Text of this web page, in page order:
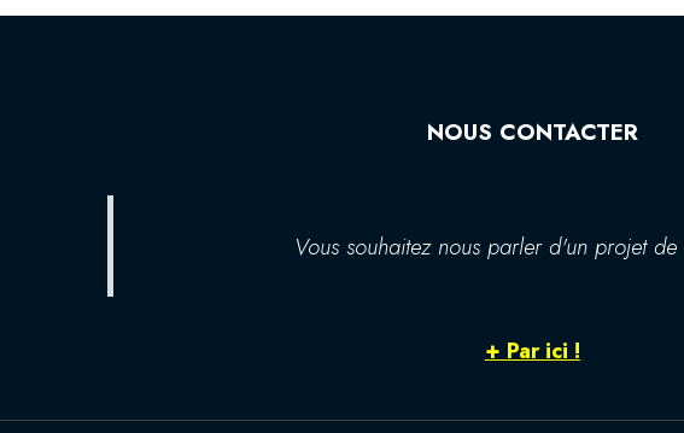
NOUS CONTACTER
Vous souhaitez nous parler d'un projet
+ Par ici !